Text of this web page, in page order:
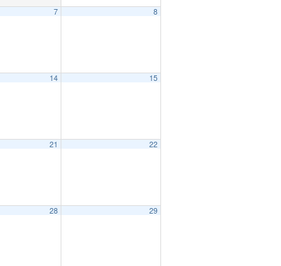
7 8
14 15
21 22
28 29